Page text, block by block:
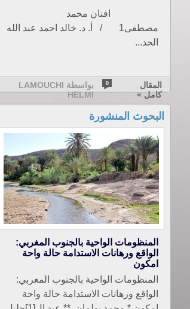
افنان محمد
مصطفى1 / أ. د. خالد احمد عبد الله
الحد...
بواسطة LAMOUCHI
HELMI
0
المقال
كامل »
البحوث المنشورة
المنظومات الواحية بالجنوب المغربي:
الواقع ورهانات الاستدامة حالة واحة
امكون
المنظومات الواحية بالجنوب المغربي:
الواقع ورهانات الاستدامة حالة واحة